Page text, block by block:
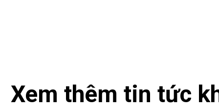
Xem thêm tin tức